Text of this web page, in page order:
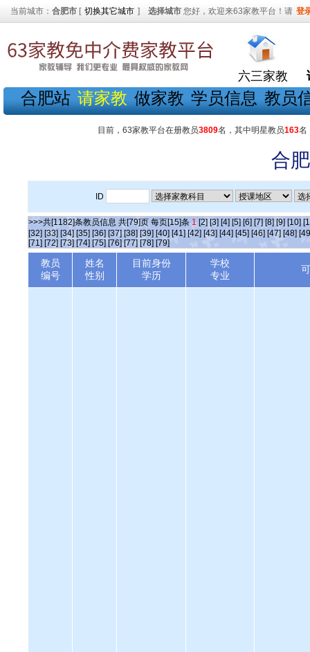
当前城市： 合肥市 [ 切换其它城市 ] 选择城市 您好，欢迎来63家教平台！请 登
六三家教
合肥站 请家教 做家教 学员信息 教员
目前，63家教平台在册教员3809名，其中明星教员163名
合
ID
>>>共[1182]条教员信息 共[79]页 每页[15]条 1 [2] [3] [4] [5] [6] [7] [8] [9] [10]
[32] [33] [34] [35] [36] [37] [38] [39] [40] [41] [42] [43] [44] [45] [46] [47] [48]
[71] [72] [73] [74] [75] [76] [77] [78] [79]
教员
编号
姓名
性别
目前身份
学历
学校
专业